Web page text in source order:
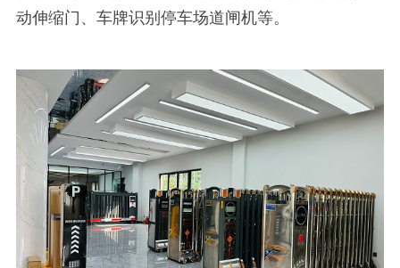
动伸缩门、车牌识别停车场道闸机等。